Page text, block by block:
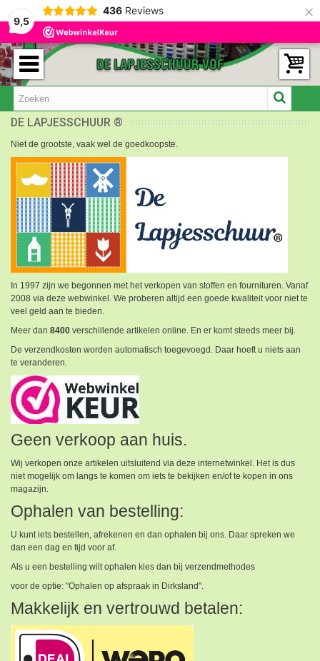
9,5
436 Reviews ×
DE LAPJESSCHUUR ®
Niet de grootste, vaak wel de goedkoopste.
In 1997 zijn we begonnen met het verkopen van stoffen en fournituren. Vanaf
2008 via deze webwinkel. We proberen altijd een goede kwaliteit voor niet te
veel geld aan te bieden.
Meer dan 8400 verschillende artikelen online. En er komt steeds meer bij.
De verzendkosten worden automatisch toegevoegd. Daar hoeft u niets aan
te veranderen.
Geen verkoop aan huis.
Wij verkopen onze artikelen uitsluitend via deze internetwinkel. Het is dus
niet mogelijk om langs te komen om iets te bekijken en/of te kopen in ons
magazijn.
Ophalen van bestelling:
U kunt iets bestellen, afrekenen en dan ophalen bij ons. Daar spreken we
dan een dag en tijd voor af.
Als u een bestelling wilt ophalen kies dan bij verzendmethodes
voor de optie: "Ophalen op afspraak in Dirksland".
Makkelijk en vertrouwd betalen: